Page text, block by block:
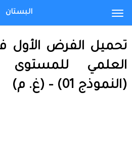
تحميل الفرض الأول
العلمي للمستوى
(النموذج 01) – (غ. م)
البستان